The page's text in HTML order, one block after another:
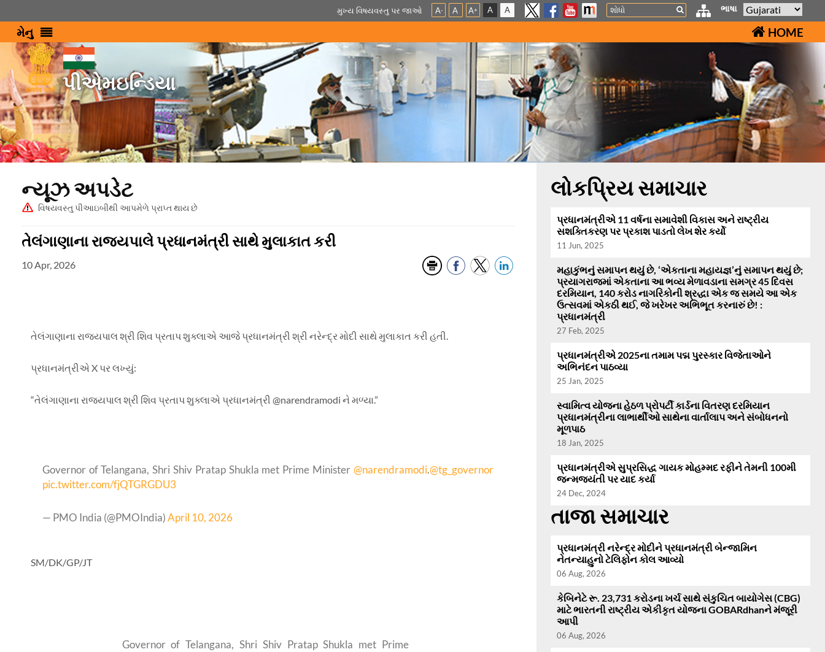
મુખ્ય વિષયવસ્તુ પર જાઓ A- A A+ A A Search ભાષા
મેનુ HOME
પીએમઇન્ડિયા
ન્યૂઝ અપડેટ
વિષયવસ્તુ પીઆઇબીથી આપમેળે પ્રાપ્ત થાય છે
તેલંગાણાના રાજ્યપાલે પ્રધાનમંત્રી સાથે મુલાકાત કરી
10 Apr, 2026
તેલંગાણાના રાજ્યપાલ શ્રી શિવ પ્રતાપ શુક્લાએ આજે ​​પ્રધાનમંત્રી શ્રી નરેન્દ્ર મોદી સાથે મુલાકાત કરી હતી.
પ્રધાનમંત્રીએ X પર લખ્યું:
“તેલંગાણાના રાજ્યપાલ શ્રી શિવ પ્રતાપ શુક્લાએ પ્રધાનમંત્રી @narendramodi ને મળ્યા.”
Governor of Telangana, Shri Shiv Pratap Shukla met Prime Minister @narendramodi.@tg_governor
pic.twitter.com/fjQTGRGDU3
— PMO India (@PMOIndia)April 10, 2026
SM/DK/GP/JT
Governor of Telangana, Shri Shiv Pratap Shukla met Prime
લોકપ્રિય સમાચાર
પ્રધાનમંત્રીએ 11 વર્ષના સમાવેશી વિકાસ અને રાષ્ટ્રીય
સશક્તિકરણ પર પ્રકાશ પાડતો લેખ શેર કર્યો
11 Jun, 2025
મહાકુંભનું સમાપન થયું છે, ‘એકતાના મહાયજ્ઞ’નું સમાપન થયું છે;
પ્રયાગરાજમાં એકતાના આ ભવ્ય મેળાવડાના સમગ્ર 45 દિવસ
દરમિયાન, 140 કરોડ નાગરિકોની શ્રદ્ધા એક જ સમયે આ એક
ઉત્સવમાં એકઠી થઈ, જે ખરેખર અભિભૂત કરનારું છે! :
પ્રધાનમંત્રી
27 Feb, 2025
પ્રધાનમંત્રીએ 2025ના તમામ પદ્મ પુરસ્કાર વિજેતાઓને
અભિનંદન પાઠવ્યા
25 Jan, 2025
સ્વામિત્વ યોજના હેઠળ પ્રોપર્ટી કાર્ડના વિતરણ દરમિયાન
પ્રધાનમંત્રીના લાભાર્થીઓ સાથેના વાર્તાલાપ અને સંબોધનનો
મૂળપાઠ
18 Jan, 2025
પ્રધાનમંત્રીએ સુપ્રસિદ્ધ ગાયક મોહમ્મદ રફીને તેમની 100મી
જન્મજયંતી પર યાદ કર્યા
24 Dec, 2024
તાજા સમાચાર
પ્રધાનમંત્રી નરેન્દ્ર મોદીને પ્રધાનમંત્રી બેન્જામિન
નેતન્યાહુનો ટેલિફોન કોલ આવ્યો
06 Aug, 2026
કેબિનેટે રૂ. 23,731 કરોડના ખર્ચ સાથે સંકુચિત બાયોગેસ (CBG)
માટે ભારતની રાષ્ટ્રીય એકીકૃત યોજના GOBARdhanને મંજૂરી
આપી
06 Aug, 2026